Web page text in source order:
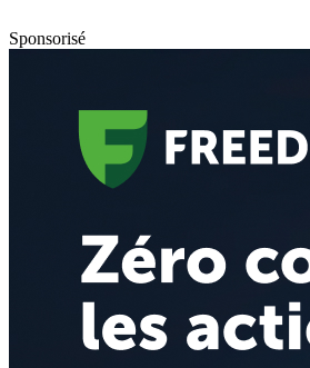
Sponsorisé